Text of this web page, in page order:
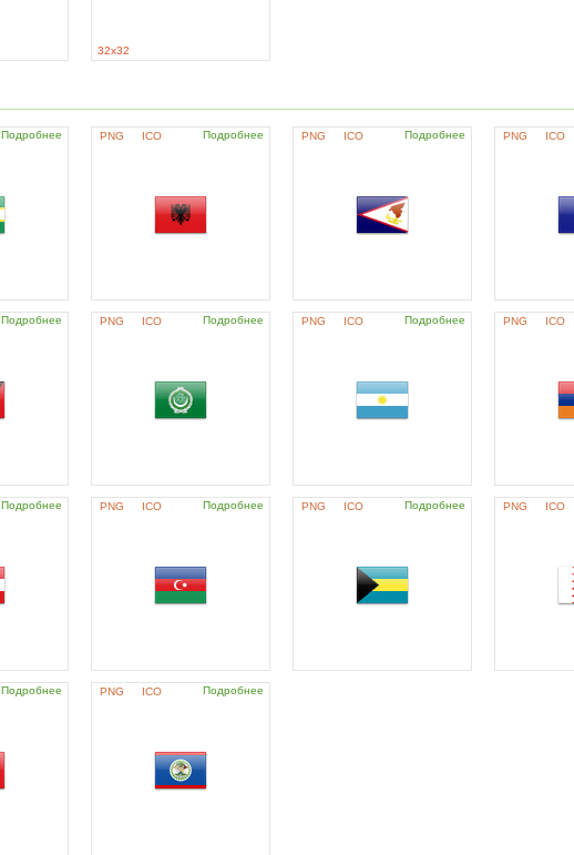
32x32
Подробнее PNG ICO Подробнее PNG ICO Подробнее PNG ICO
Подробнее PNG ICO Подробнее PNG ICO Подробнее PNG ICO
Подробнее PNG ICO Подробнее PNG ICO Подробнее PNG ICO
Подробнее PNG ICO Подробнее